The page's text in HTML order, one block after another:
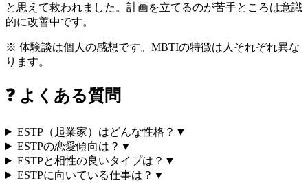
と思えて救われました。計画を立てるのが苦手ところは意識
的に改善中です。
※ 体験談は個人の感想です。MBTIの特徴は人それぞれ異な
ります。
❓ よくある質問
ESTP（起業家）はどんな性格？ ▼
ESTPの恋愛傾向は？ ▼
ESTPと相性の良いタイプは？ ▼
ESTPに向いている仕事は？ ▼